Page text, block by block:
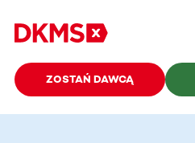
ZOSTAŃ DAWCĄ